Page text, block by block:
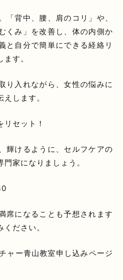
「背中、腰、肩のコリ」や、
くみ」を改善し、体の内側か
と自分で簡単にできる経絡リ
す。
り入れながら、女性の悩みに
します。
セット！
輝けるように、セルフケアの
家になりましょう。
席になることも予想されます
ださい。
ャー青山教室申し込みページ